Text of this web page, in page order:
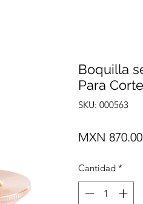
Boquilla
Para
SKU: 000563
MXN 870.00
Cantidad *